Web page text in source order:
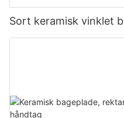
Sort keramisk vinklet